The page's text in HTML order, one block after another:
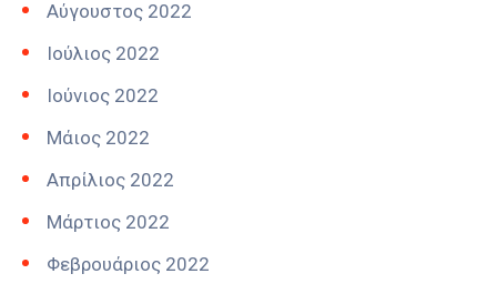
Αύγουστος 2022
Ιούλιος 2022
Ιούνιος 2022
Μάιος 2022
Απρίλιος 2022
Μάρτιος 2022
Φεβρουάριος 2022